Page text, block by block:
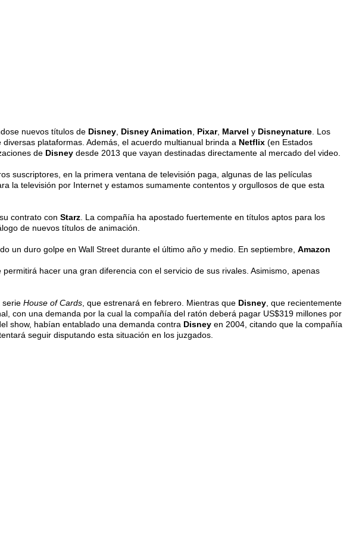
nuevos títulos de Disney Disney Animation Pixar, Marvel y Disneynature . Los
plataformas. Además, el acuerdo multianual brinda a Netflix (en Estados
de Disney desde 2013 que vayan destinadas directamente al mercado del video.
suscriptores, en la primera ventana de televisión paga, algunas de las películas
la televisión por Internet y estamos sumamente contentos y orgullosos de que esta
contrato con Starz . La compañía ha apostado fuertemente en títulos aptos para los
de nuevos títulos de animación.
un duro golpe en Wall Street durante el último año y medio. En septiembre, Amazon
hacer una gran diferencia con el servicio de sus rivales. Asimismo, apenas
serie House of Cards , que estrenará en febrero. Mientras que Disney , que recientemente
con una demanda por la cual la compañía del ratón deberá pagar US$319 millones por
show, habían entablado una demanda contra Disney en 2004, citando que la compañía
seguir disputando esta situación en los juzgados.